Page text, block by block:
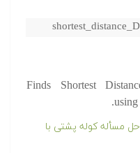
Finds Shortest
مسأله کوله پشتی با